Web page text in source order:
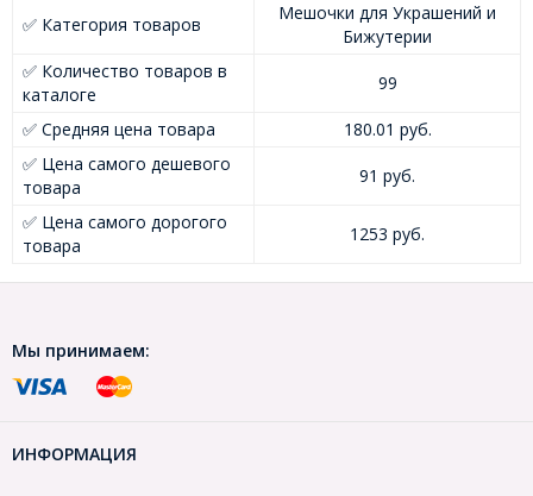
✅ Категория товаров
Мешочки для Украшений и
Бижутерии
✅ Количество товаров в
каталоге
99
✅ Средняя цена товара
180.01 руб.
✅ Цена самого дешевого
товара
91 руб.
✅ Цена самого дорогого
товара
1253 руб.
Мы принимаем:
ИНФОРМАЦИЯ